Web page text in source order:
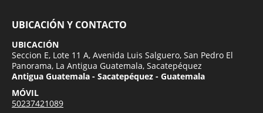
UBICACIÓN Y CONTACTO
UBICACIÓN
Seccion E, Lote 11 A, Avenida Luis Salguero, San Pedro El
Panorama, La Antigua Guatemala, Sacatepéquez
Antigua Guatemala - Sacatepéquez - Guatemala
MÓVIL
50237421089